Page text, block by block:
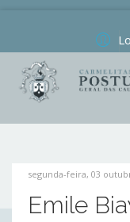
segunda-feira, 03
Emile